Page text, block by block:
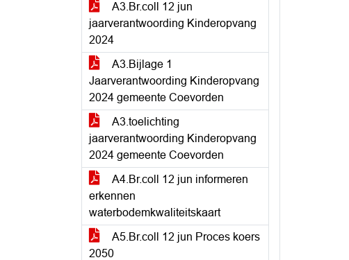
A3.Br.coll 12 jun
jaarverantwoording Kinderopvang
2024
A3.Bijlage 1
Jaarverantwoording Kinderopvang
2024 gemeente Coevorden
A3.toelichting
jaarverantwoording Kinderopvang
2024 gemeente Coevorden
A4.Br.coll 12 jun informeren
erkennen
waterbodemkwaliteitskaart
A5.Br.coll 12 jun Proces koers
2050